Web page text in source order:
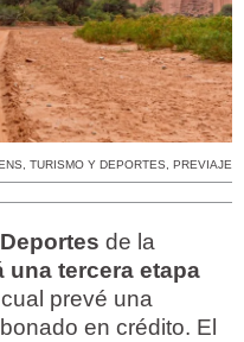
, TURISMO Y DEPORTES, PREVIAJE
de la
una tercera etapa
prevé una
en crédito. El